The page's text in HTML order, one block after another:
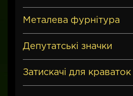
Металева фурнітура
Депутатські значки
Затискачі для краваток